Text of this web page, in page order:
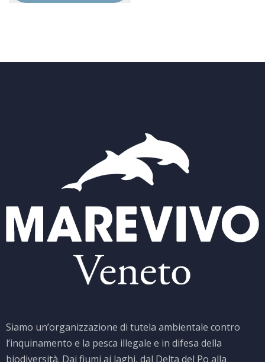
Siamo un’organizzazione di tutela ambientale contro
l’inquinamento e la pesca illegale e in difesa della
biodiversità. Dai fiumi ai laghi, dal Delta del Po alla